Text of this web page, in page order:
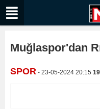
Muğlaspor'dan
SPOR - 23-05-2024 20:15